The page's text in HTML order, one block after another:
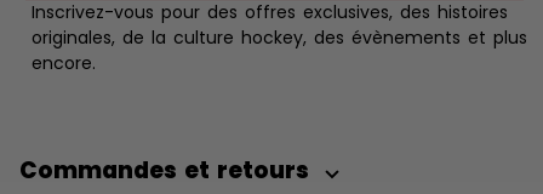
Inscrivez-vous pour des offres exclusives, des histoires
originales, de la culture hockey, des évènements et plus
encore.
Commandes et retours